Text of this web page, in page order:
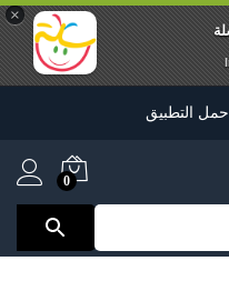
×
حمل التطبيق
0